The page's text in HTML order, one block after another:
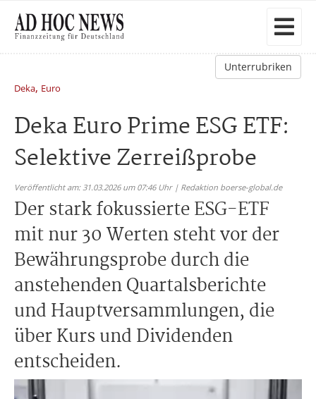
Unterrubriken
Deka, Euro
Deka Euro Prime ESG ETF:
Selektive Zerreißprobe
Veröffentlicht am: 31.03.2026 um 07:46 Uhr | Redaktion boerse-global.de
Der stark fokussierte ESG-ETF
mit nur 30 Werten steht vor der
Bewährungsprobe durch die
anstehenden Quartalsberichte
und Hauptversammlungen, die
über Kurs und Dividenden
entscheiden.